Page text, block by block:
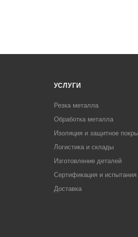
УСЛУГИ
Резка металла
Обработка металла
Изоляция и защитное
Логистика и склады
Изготовление деталей
Сертификация и испытания
Доставка